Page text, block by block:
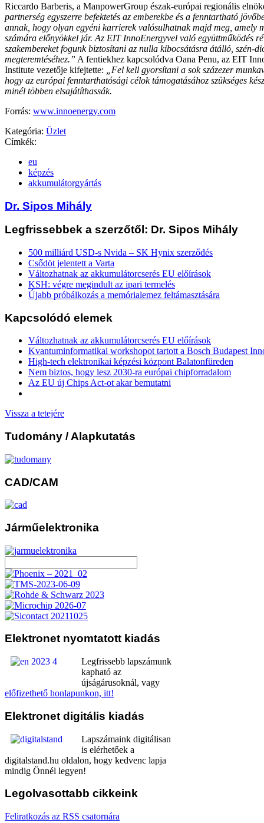
Riccardo Barberis, a ManpowerGroup észak-európai regionális
partnerség egyszerre befektetés az emberekbe és a fenntartható
annak, hogy olyan egyéni karrierek valósulhatnak majd meg, amely
számára előnyökkel jár. Az EIT InnoEnergyvel való együttműködés
szakembereket fogunk biztosítani az nulla kibocsátásra átálló, szén-
megteremtéséhez.” A fentiekhez kapcsolódva Oana Penu, az EIT
Institute vezetője kifejtette:
„Fel kell gyorsítani a sok százezer
hogy az európai fenntarthatósági célok támogatásához szükséges
minél többen elsajátíthassák.
Forrás: www.innoenergy.com
Kategória: Üzlet
Címkék:
eu
képzés
akkumulátorgyártás
Dr. Sipos Mihály
Legfrissebbek a szerzőtől: Dr. Sipos Mihály
500 milliárd USD-s Nvida – SK Hynix szerződés
Csődöt jelentett a Varta
Változhatnak az akkumulátorcserés EU előírások
KSH: végre megindult az ipari termelés
Újabb próbálkozás a memórialemez feltámasztására
Kapcsolódó elemek
Változhatnak az akkumulátorcserés EU előírások
Kvantuminformatikai workshopot tartott a Bosch Budapest
High-tech elektronikai képzési központ Balatonfüreden
Nem biztos, hogy lesz 2030-ra európai chipforradalom
Az EU új Chips Act-ot akar bemutatni
Vissza a tetejére
Tudomány / Alapkutatás
CAD/CAM
Járműelektronika
Elektronet nyomtatott kiadás
Legfrissebb lapszámunk
kapható az
újságárusoknál, vagy
előfizethető honlapunkon, itt!
Elektronet digitális kiadás
Lapszámaink digitálisan
is elérhetőek a
digitalstand.hu oldalon, hogy kedvenc lapja
mindig Önnél legyen!
Legolvasottabb cikkeink
Feliratkozás az RSS csatornára